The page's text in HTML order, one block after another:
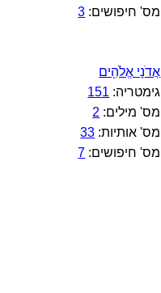
מס' חיפושים: 3
אֲדֹנָי אֱלֹהִ֖ים
גימטריה: 151
מס' מילים: 2
מס' אותיות: 33
מס' חיפושים: 7